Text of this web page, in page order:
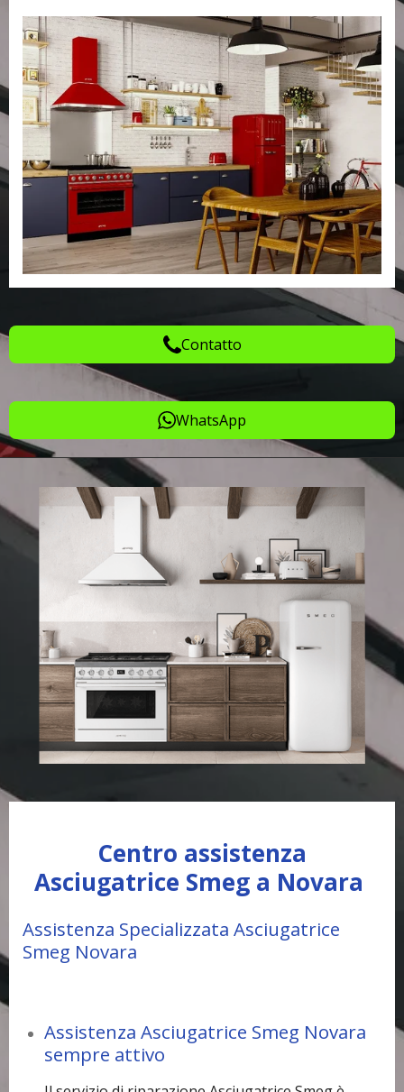
Contatto
WhatsApp
Centro assistenza
Asciugatrice Smeg a Novara
Assistenza Specializzata Asciugatrice
Smeg Novara
Assistenza Asciugatrice Smeg Novara
sempre attivo